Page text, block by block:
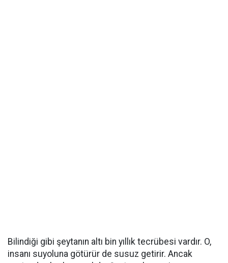
Bilindiği gibi şeytanın altı bin yıllık tecrübesi vardır. O,
insanı suyoluna götürür de susuz getirir. Ancak